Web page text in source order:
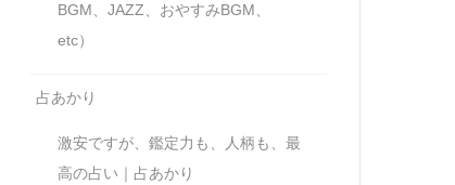
BGM、JAZZ、おやすみBGM、
etc）
占あかり
激安ですが、鑑定力も、人柄も、最
高の占い｜占あかり